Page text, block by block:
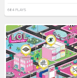
684 PLAYS